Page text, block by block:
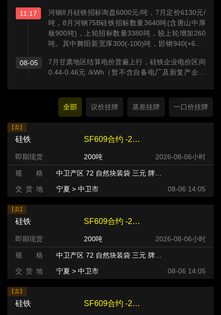
11:17
河钢8月硅铁招标询盘6000元/吨，7月定价6130元/
吨，8月河钢75B硅铁招标数量3640吨(含唐山中厚
板900吨)，上轮招标数量3380吨，较上轮增加260
吨。其中舞阳新宽厚300(-100)吨，邯钢940(+600)
宣高科400(-)吨，唐山中厚板900(-)吨。
08-05
7月甘肃地区结算电价普遍上行，硅铁企业电价区间
0.44-0.46元 /kWh（暂不含自备电厂及新复产企业
全部
议价挂牌 基差挂牌 一口价挂牌
【卖】
硅铁 SF609合约 -220 元/吨
即期现货 200吨 2026-08-06小时
规 格
中卫产区 72 自然块装袋 三元 牌号:FeSi75~B粒度等级/mm
交 货 地
宁夏 > 中卫市 08-06 14:05
【卖】
硅铁 SF609合约 -220 元/吨
即期现货 200吨 2026-08-06小时
规 格
中卫产区 72 自然块装袋 三元 牌号:FeSi75~B粒度等级/mm
交 货 地
宁夏 > 中卫市 08-06 14:05
【卖】
硅铁 SF609合约 -240 元/吨